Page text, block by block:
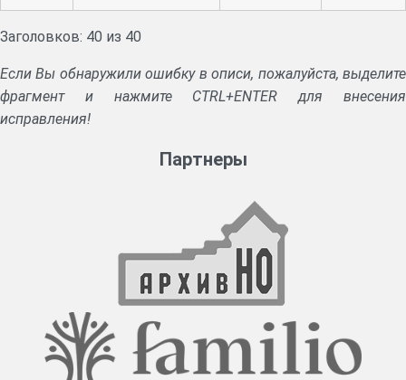
Заголовков: 40 из 40
Если Вы обнаружили ошибку в описи, пожалуйста, выделите
фрагмент и нажмите CTRL+ENTER для внесения
исправления!
Партнеры